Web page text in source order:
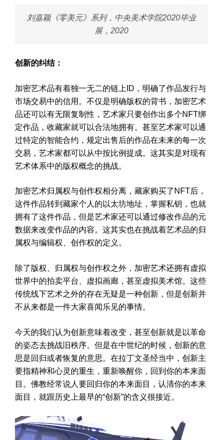
刘嘉颖《零美元》系列，中央美术学院2020毕业
展，2020
创新的纠结：
加密艺术品有着独一无二的链上ID，明确了作品发行与
市场交易中的信用。不仅是明确版权的背书，加密艺术
品还可以有无限复制性，艺术家只要创作出多个NFT绑
定作品，收藏家就可以合法地拥有。甚至艺术家可以通
过特定的智能合约，规定出售后的作品在未来的每一次
交易，艺术家都可以从中按比例提成。这其实是对现有
艺术体系中的版权概念的挑战。
加密艺术归属权与创作权相分离，藏家购买了NFT后，
这件作品转到藏家个人的以太坊地址，掌握私钥，也就
拥有了这件作品，但是艺术家还可以通过修改作品的元
数据来改变作品的内容。这其实也在挑战着艺术品的归
属权与编辑权、创作权的定义。
除了版权、归属权与创作权之外，加密艺术还拥有虚拟
世界中的拍卖平台、虚拟画廊，甚至虚拟美术馆。这些
传统线下艺术之外的存在无疑是一种创新，但是创新并
不从来都是一件大家喜闻乐见的事情。
今天的我们认为创新意味着改变，甚至创新就是以革命
的姿态去挑战旧秩序。但是在中世纪的时候，创新的意
思是回归或者恢复的意思。在拉丁文圣经当中，创新主
要指精神和心灵的重生，重新唤醒你，回到你的本来面
目。佛教经常说人要回归你的本来面目，认清你的本来
面目，就跟历史上最早的“创新”的含义很接近。